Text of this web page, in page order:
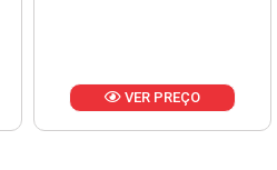
VER PREÇO